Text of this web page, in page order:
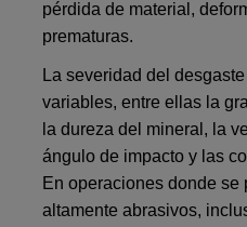
pérdida de material,
prematuras.
La severidad del
variables, entre ellas la
la dureza del mineral, la
ángulo de impacto y las
En operaciones donde
altamente abrasivos,